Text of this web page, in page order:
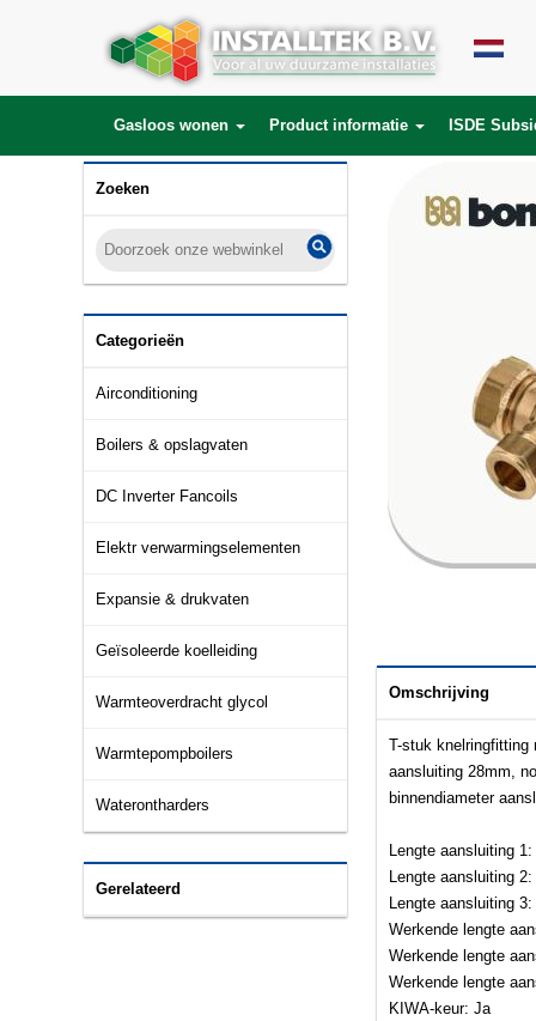
Gasloos wonen Product informatie ISDE
Zoeken
Categorieën
Airconditioning
Boilers & opslagvaten
DC Inverter Fancoils
Elektr verwarmingselementen
Expansie & drukvaten
Geïsoleerde koelleiding
Warmteoverdracht glycol
Warmtepompboilers
Waterontharders
Gerelateerd
Omschrijving
T-stuk knelringfitting
aansluiting 28mm,
binnendiameter
Lengte aansluiting
Lengte aansluiting
Lengte aansluiting
Werkende lengte
Werkende lengte
Werkende lengte
KIWA-keur: Ja